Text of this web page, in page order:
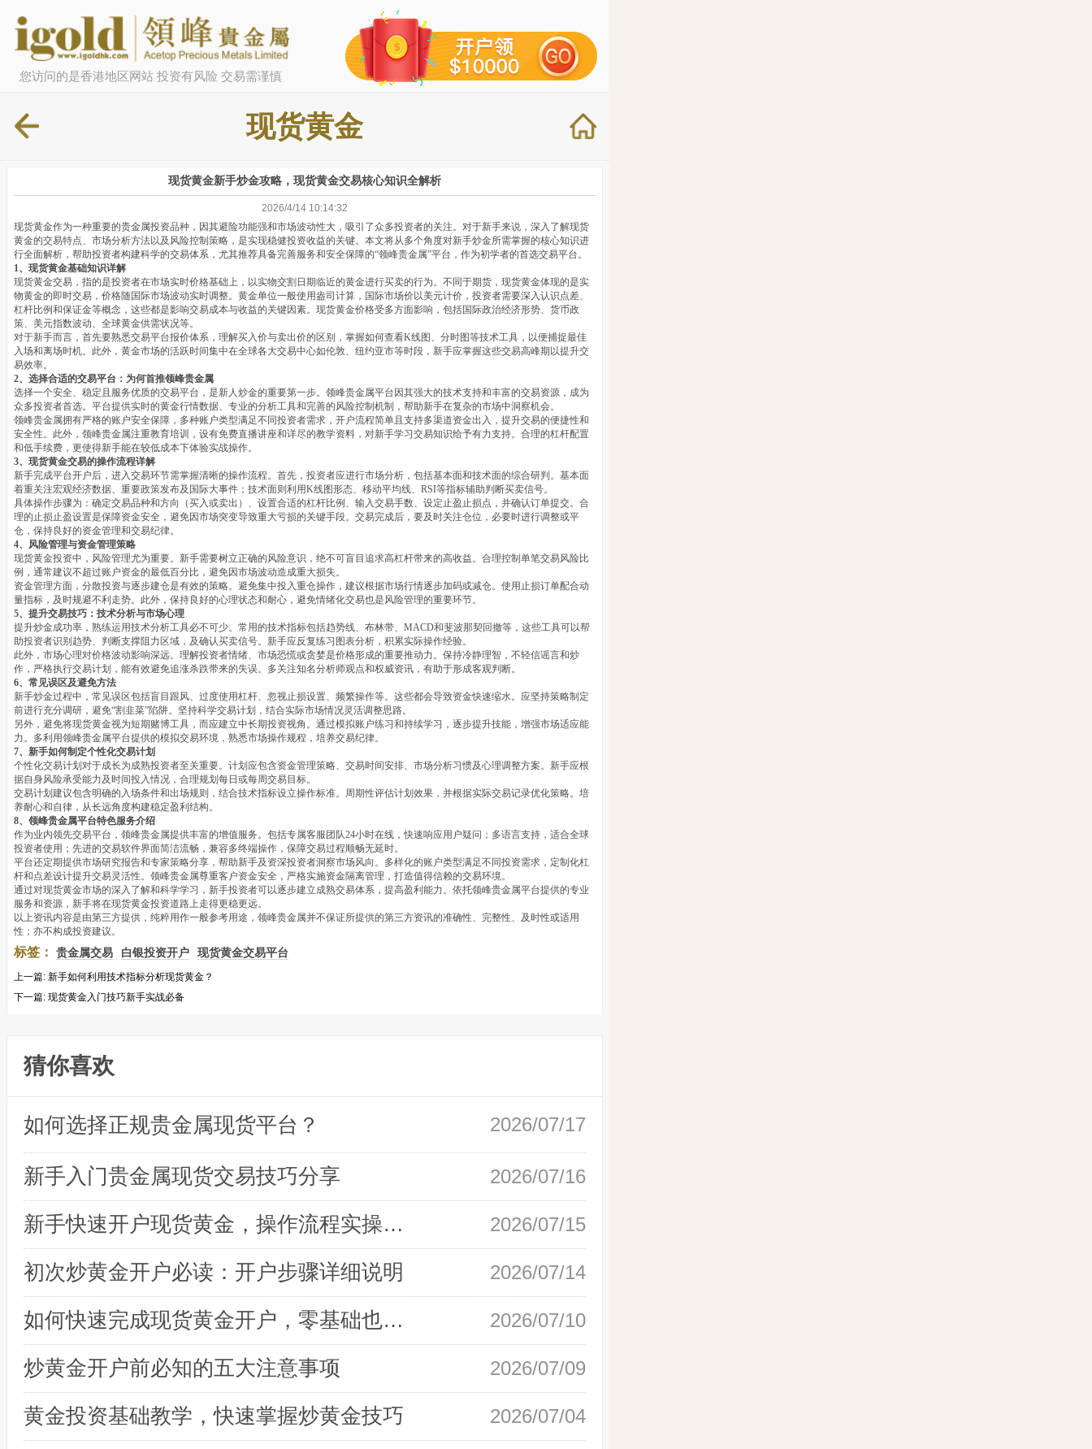
您访问的是香港地区网站 投资有风险 交易需谨慎
现货黄金
现货黄金新手炒金攻略，现货黄金交易核心知识全解析
2026/4/14 10:14:32
现货黄金作为一种重要的贵金属投资品种，因其避险功能强和市场波动性大，吸引了众多投资者的关注。对于新手来说，深入了解现货
黄金的交易特点、市场分析方法以及风险控制策略，是实现稳健投资收益的关键。本文将从多个角度对新手炒金所需掌握的核心知识进
行全面解析，帮助投资者构建科学的交易体系，尤其推荐具备完善服务和安全保障的“领峰贵金属”平台，作为初学者的首选交易平台。
1、现货黄金基础知识详解
现货黄金交易，指的是投资者在市场实时价格基础上，以实物交割日期临近的黄金进行买卖的行为。不同于期货，现货黄金体现的是实
物黄金的即时交易，价格随国际市场波动实时调整。黄金单位一般使用盎司计算，国际市场价以美元计价，投资者需要深入认识点差、
杠杆比例和保证金等概念，这些都是影响交易成本与收益的关键因素。现货黄金价格受多方面影响，包括国际政治经济形势、货币政
策、美元指数波动、全球黄金供需状况等。
对于新手而言，首先要熟悉交易平台报价体系，理解买入价与卖出价的区别，掌握如何查看K线图、分时图等技术工具，以便捕捉最佳
入场和离场时机。此外，黄金市场的活跃时间集中在全球各大交易中心如伦敦、纽约亚市等时段，新手应掌握这些交易高峰期以提升交
易效率。
2、选择合适的交易平台：为何首推领峰贵金属
选择一个安全、稳定且服务优质的交易平台，是新人炒金的重要第一步。领峰贵金属平台因其强大的技术支持和丰富的交易资源，成为
众多投资者首选。平台提供实时的黄金行情数据、专业的分析工具和完善的风险控制机制，帮助新手在复杂的市场中洞察机会。
领峰贵金属拥有严格的账户安全保障，多种账户类型满足不同投资者需求，开户流程简单且支持多渠道资金出入，提升交易的便捷性和
安全性。此外，领峰贵金属注重教育培训，设有免费直播讲座和详尽的教学资料，对新手学习交易知识给予有力支持。合理的杠杆配置
和低手续费，更使得新手能在较低成本下体验实战操作。
3、现货黄金交易的操作流程详解
新手完成平台开户后，进入交易环节需掌握清晰的操作流程。首先，投资者应进行市场分析，包括基本面和技术面的综合研判。基本面
着重关注宏观经济数据、重要政策发布及国际大事件；技术面则利用K线图形态、移动平均线、RSI等指标辅助判断买卖信号。
具体操作步骤为：确定交易品种和方向（买入或卖出）、设置合适的杠杆比例、输入交易手数、设定止盈止损点，并确认订单提交。合
理的止损止盈设置是保障资金安全，避免因市场突变导致重大亏损的关键手段。交易完成后，要及时关注仓位，必要时进行调整或平
仓，保持良好的资金管理和交易纪律。
4、风险管理与资金管理策略
现货黄金投资中，风险管理尤为重要。新手需要树立正确的风险意识，绝不可盲目追求高杠杆带来的高收益。合理控制单笔交易风险比
例，通常建议不超过账户资金的最低百分比，避免因市场波动造成重大损失。
资金管理方面，分散投资与逐步建仓是有效的策略。避免集中投入重仓操作，建议根据市场行情逐步加码或减仓。使用止损订单配合动
量指标，及时规避不利走势。此外，保持良好的心理状态和耐心，避免情绪化交易也是风险管理的重要环节。
5、提升交易技巧：技术分析与市场心理
提升炒金成功率，熟练运用技术分析工具必不可少。常用的技术指标包括趋势线、布林带、MACD和斐波那契回撤等，这些工具可以帮
助投资者识别趋势、判断支撑阻力区域，及确认买卖信号。新手应反复练习图表分析，积累实际操作经验。
此外，市场心理对价格波动影响深远。理解投资者情绪、市场恐慌或贪婪是价格形成的重要推动力。保持冷静理智，不轻信谣言和炒
作，严格执行交易计划，能有效避免追涨杀跌带来的失误。多关注知名分析师观点和权威资讯，有助于形成客观判断。
6、常见误区及避免方法
新手炒金过程中，常见误区包括盲目跟风、过度使用杠杆、忽视止损设置、频繁操作等。这些都会导致资金快速缩水。应坚持策略制定
前进行充分调研，避免“割韭菜”陷阱。坚持科学交易计划，结合实际市场情况灵活调整思路。
另外，避免将现货黄金视为短期赌博工具，而应建立中长期投资视角。通过模拟账户练习和持续学习，逐步提升技能，增强市场适应能
力。多利用领峰贵金属平台提供的模拟交易环境，熟悉市场操作规程，培养交易纪律。
7、新手如何制定个性化交易计划
个性化交易计划对于成长为成熟投资者至关重要。计划应包含资金管理策略、交易时间安排、市场分析习惯及心理调整方案。新手应根
据自身风险承受能力及时间投入情况，合理规划每日或每周交易目标。
交易计划建议包含明确的入场条件和出场规则，结合技术指标设立操作标准。周期性评估计划效果，并根据实际交易记录优化策略。培
养耐心和自律，从长远角度构建稳定盈利结构。
8、领峰贵金属平台特色服务介绍
作为业内领先交易平台，领峰贵金属提供丰富的增值服务。包括专属客服团队24小时在线，快速响应用户疑问；多语言支持，适合全球
投资者使用；先进的交易软件界面简洁流畅，兼容多终端操作，保障交易过程顺畅无延时。
平台还定期提供市场研究报告和专家策略分享，帮助新手及资深投资者洞察市场风向。多样化的账户类型满足不同投资需求，定制化杠
杆和点差设计提升交易灵活性。领峰贵金属尊重客户资金安全，严格实施资金隔离管理，打造值得信赖的交易环境。
通过对现货黄金市场的深入了解和科学学习，新手投资者可以逐步建立成熟交易体系，提高盈利能力。依托领峰贵金属平台提供的专业
服务和资源，新手将在现货黄金投资道路上走得更稳更远。
以上资讯内容是由第三方提供，纯粹用作一般参考用途，领峰贵金属并不保证所提供的第三方资讯的准确性、完整性、及时性或适用
性；亦不构成投资建议。
标签： 贵金属交易 白银投资开户 现货黄金交易平台
上一篇: 新手如何利用技术指标分析现货黄金？
下一篇: 现货黄金入门技巧新手实战必备
猜你喜欢
如何选择正规贵金属现货平台？ 2026/07/17
新手入门贵金属现货交易技巧分享 2026/07/16
新手快速开户现货黄金，操作流程实操详解 2026/07/15
初次炒黄金开户必读：开户步骤详细说明 2026/07/14
如何快速完成现货黄金开户，零基础也能轻松上手 2026/07/10
炒黄金开户前必知的五大注意事项 2026/07/09
黄金投资基础教学，快速掌握炒黄金技巧 2026/07/04